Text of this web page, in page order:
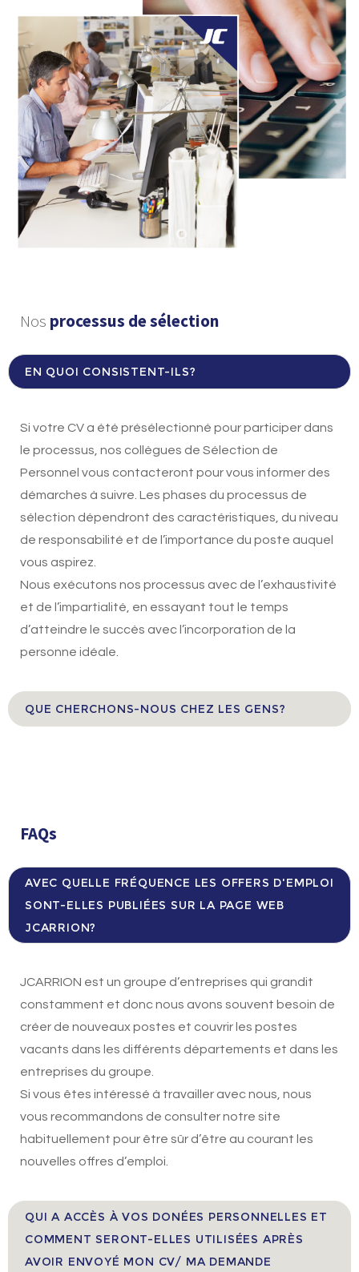
Nos processus de sélection
EN QUOI CONSISTENT-ILS?
Si votre CV a été présélectionné pour participer dans
le processus, nos collègues de Sélection de
Personnel vous contacteront pour vous informer des
démarches à suivre. Les phases du processus de
sélection dépendront des caractéristiques, du niveau
de responsabilité et de l’importance du poste auquel
vous aspirez.
Nous exécutons nos processus avec de l’exhaustivité
et de l’impartialité, en essayant tout le temps
d’atteindre le succès avec l’incorporation de la
personne idéale.
QUE CHERCHONS-NOUS CHEZ LES GENS?
FAQs
AVEC QUELLE FRÉQUENCE LES OFFERS D'EMPLOI
SONT-ELLES PUBLIÉES SUR LA PAGE WEB
JCARRION?
JCARRION est un groupe d’entreprises qui grandit
constamment et donc nous avons souvent besoin de
créer de nouveaux postes et couvrir les postes
vacants dans les différents départements et dans les
entreprises du groupe.
Si vous êtes intéressé à travailler avec nous, nous
vous recommandons de consulter notre site
habituellement pour être sûr d’être au courant les
nouvelles offres d’emploi.
QUI A ACCÈS À VOS DONÉES PERSONNELLES ET
COMMENT SERONT-ELLES UTILISÉES APRÈS
AVOIR ENVOYÉ MON CV/ MA DEMANDE